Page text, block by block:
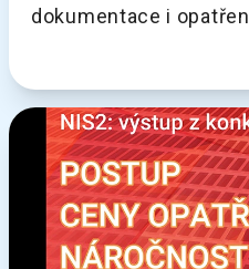
dokumentace i